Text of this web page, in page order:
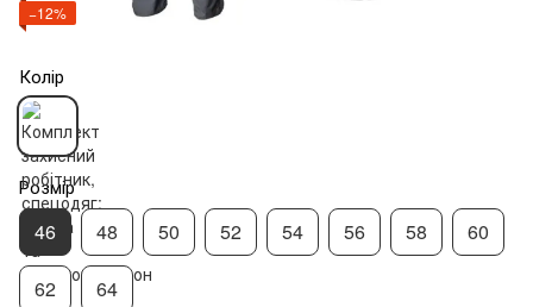
−12%
Колір
Розмір
46 48 50 52 54 56 58 60
62 64